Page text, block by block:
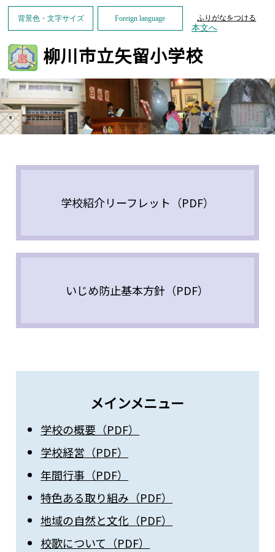
本文へ
背景色・文字サイズ Foreign language ふりがなをつける
柳川市立矢留小学校
学校紹介リーフレット（PDF）
いじめ防止基本方針（PDF）
メインメニュー
学校の概要（PDF）
学校経営（PDF）
年間行事（PDF）
特色ある取り組み（PDF）
地域の自然と文化（PDF）
校歌について（PDF）